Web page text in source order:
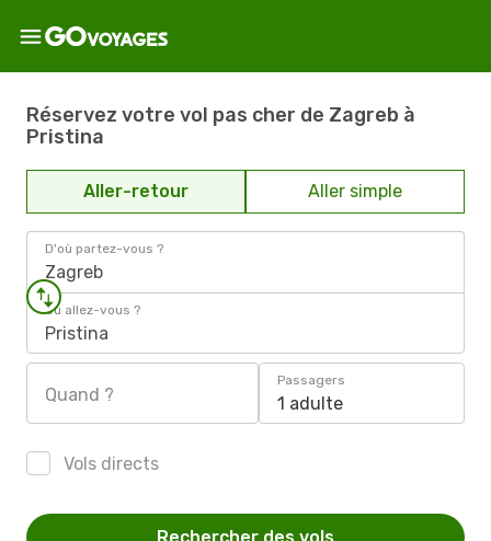
Réservez votre vol pas cher de Zagreb à
Pristina
Aller-retour Aller simple
D'où partez-vous ?
Zagreb
Où allez-vous ?
Pristina
Quand ?
Passagers
1 adulte
Vols directs